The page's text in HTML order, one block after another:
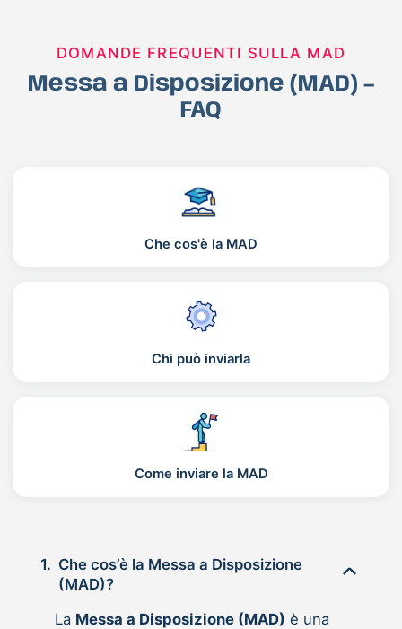
DOMANDE FREQUENTI SULLA MAD
Messa a Disposizione (MAD) –
FAQ
Che cos'è la MAD
Chi può inviarla
Come inviare la MAD
1. Che cos’è la Messa a Disposizione
(MAD)?
La Messa a Disposizione (MAD) è una